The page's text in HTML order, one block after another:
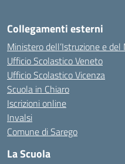
Collegamenti esterni
Ministero dell’Istruzione e del
Ufficio Scolastico Veneto
Ufficio Scolastico Vicenza
Scuola in Chiaro
Iscrizioni online
Invalsi
Comune di Sarego
La Scuola